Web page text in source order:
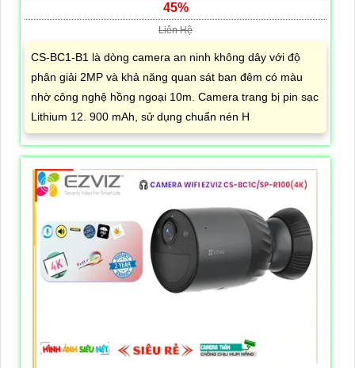
45%
Liên Hệ
CS-BC1-B1 là dòng camera an ninh không dây với độ
phân giải 2MP và khả năng quan sát ban đêm có màu
nhờ công nghệ hồng ngoại 10m. Camera trang bị pin sạc
Lithium 12. 900 mAh, sử dụng chuẩn nén H